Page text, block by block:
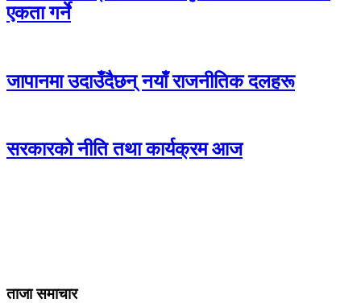
एकता गर्ने
जापानमा उदाउँदैछन् नयाँ राजनीतिक दलहरू
सरकारको नीति तथा कार्यक्रम आज
ताजा समाचार